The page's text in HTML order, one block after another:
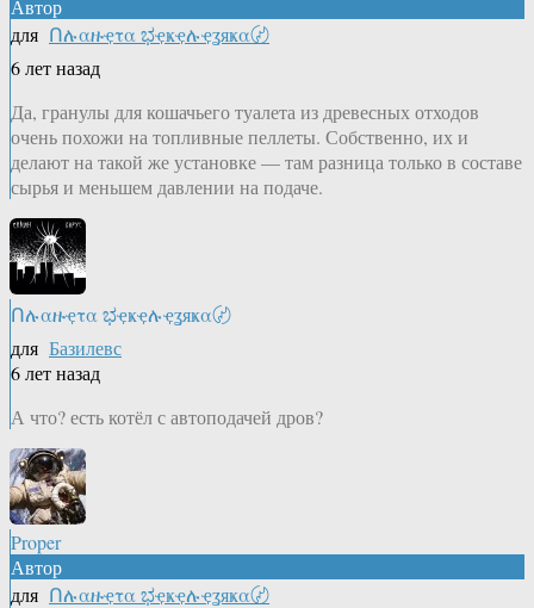
Автор
для Ոሉαዙҿτα ಭҿҝҿሉҿʓяҝα〄
6 лет назад
Да, гранулы для кошачьего туалета из древесных отходов
очень похожи на топливные пеллеты. Собственно, их и
делают на такой же установке — там разница только в составе
сырья и меньшем давлении на подаче.
Ոሉαዙҿτα ಭҿҝҿሉҿʓяҝα〄
для Базилевс
6 лет назад
А что? есть котёл с автоподачей дров?
Proper
Автор
для Ոሉαዙҿτα ಭҿҝҿሉҿʓяҝα〄